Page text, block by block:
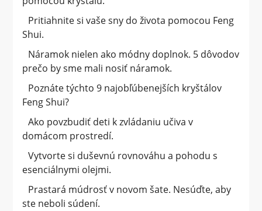
Pritiahnite si vaše sny do života pomocou Feng
Shui.
Náramok nielen ako módny doplnok. 5 dôvodov
prečo by sme mali nosiť náramok.
Poznáte týchto 9 najobľúbenejších kryštálov
Feng Shui?
Ako povzbudiť deti k zvládaniu učiva v
domácom prostredí.
Vytvorte si duševnú rovnováhu a pohodu s
esenciálnymi olejmi.
Prastará múdrosť v novom šate. Nesúďte, aby
ste neboli súdení.